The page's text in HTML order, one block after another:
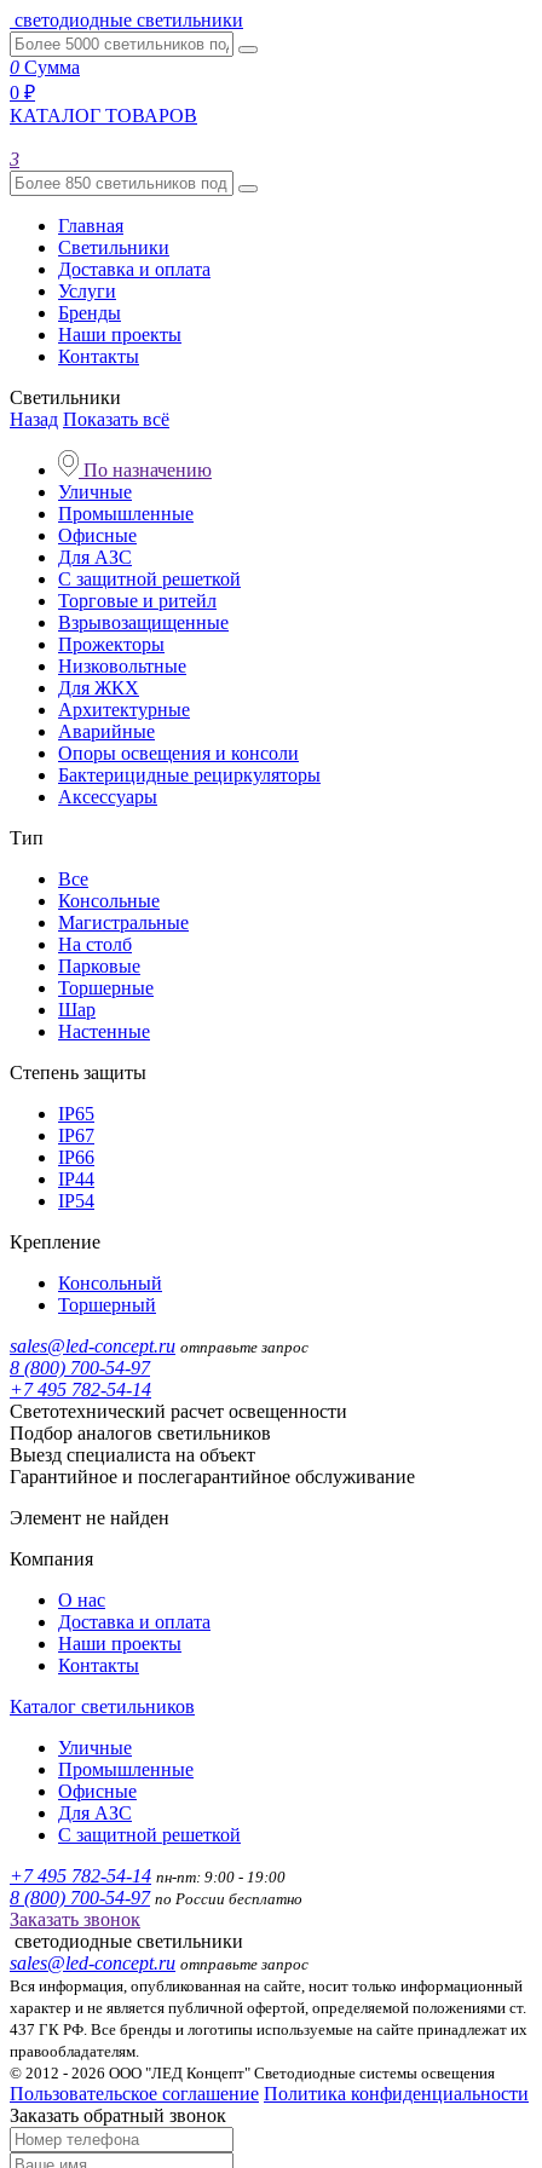
светодиодные светильники
0 Сумма
0 ₽
КАТАЛОГ ТОВАРОВ
3
Главная
Светильники
Доставка и оплата
Услуги
Бренды
Наши проекты
Контакты
Светильники
Назад Показать всё
По назначению
Уличные
Промышленные
Офисные
Для АЗС
С защитной решеткой
Торговые и ритейл
Взрывозащищенные
Прожекторы
Низковольтные
Для ЖКХ
Архитектурные
Аварийные
Опоры освещения и консоли
Бактерицидные рециркуляторы
Аксессуары
Тип
Все
Консольные
Магистральные
На столб
Парковые
Торшерные
Шар
Настенные
Степень защиты
IP65
IP67
IP66
IP44
IP54
Крепление
Консольный
Торшерный
sales@led-concept.ru отправьте запрос
8 (800) 700-54-97
+7 495 782-54-14
Светотехнический расчет освещенности
Подбор аналогов светильников
Выезд специалиста на объект
Гарантийное и послегарантийное обслуживание
Элемент не найден
Компания
О нас
Доставка и оплата
Наши проекты
Контакты
Каталог светильников
Уличные
Промышленные
Офисные
Для АЗС
С защитной решеткой
+7 495 782-54-14 пн-пт: 9:00 - 19:00
8 (800) 700-54-97 по России бесплатно
Заказать звонок
светодиодные светильники
sales@led-concept.ru отправьте запрос
Вся информация, опубликованная на сайте, носит только информационный
характер и не является публичной офертой, определяемой положениями ст.
437 ГК РФ. Все бренды и логотипы используемые на сайте принадлежат их
правообладателям.
© 2012 - 2026 ООО "ЛЕД Концепт" Светодиодные системы освещения
Пользовательское соглашение Политика конфиденциальности
Заказать обратный звонок